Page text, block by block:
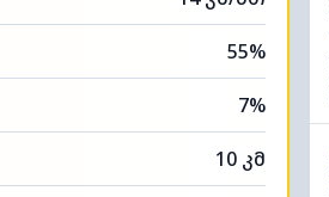
55%
7%
10 კმ